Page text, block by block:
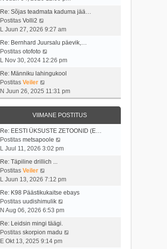
s
t
t
s
t
a
s
p
s
t
i
t
u
s
t
i
m
s
t
p
o
t
i
t
u
s
t
t
v
i
i
m
s
t
p
s
i
t
u
t
Re: Sõjas teadmata kaduma jää…
Postitas Volli2
a
t
a
v
i
i
m
a
s
t
p
o
s
t
i
t
u
t
L Juun 27, 2026 9:27 am
Re: Bernhard Juursalu päevik,…
Postitas otofoto
a
t
v
i
a
s
t
o
t
i
t
u
t
L Nov 30, 2024 12:26 pm
Re: Männiku lahingukool
Postitas Veiler
a
a
t
a
v
i
i
m
a
t
o
s
t
i
u
N Juun 26, 2025 11:31 pm
VIIMANE POSTITUS
Re: EESTI ÜKSUSTE ZETOONID (E…
Postitas metsapoole
a
v
i
i
m
s
t
p
L Juul 11, 2026 3:02 pm
Re: Täpiline drillich ...
Postitas Veiler
a
t
a
v
i
m
L Juun 13, 2026 7:12 pm
Re: K98 Päästikukaitse ebays
Postitas uudishimulik
a
a
N Aug 06, 2026 6:53 pm
Re: Leidsin mingi täägi.
Postitas skorpion madu
E Okt 13, 2025 9:14 pm